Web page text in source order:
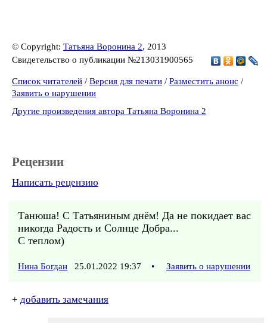
© Copyright: Татьяна Воронина 2, 2013
Свидетельство о публикации №213031900565
Список читателей / Версия для печати / Разместить анонс /
Заявить о нарушении
Другие произведения автора Татьяна Воронина 2
Рецензии
Написать рецензию
Танюша! С Татьяниным днём! Да не покидает вас
никогда Радость и Солнце Добра...
С теплом)
Нина Богдан 25.01.2022 19:37 • Заявить о нарушении
+ добавить замечания